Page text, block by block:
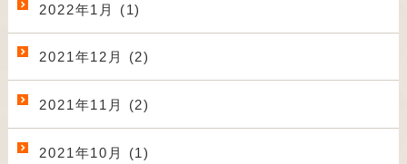
2022年1月 (1)
2021年12月 (2)
2021年11月 (2)
2021年10月 (1)